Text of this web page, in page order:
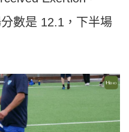
數是 12.1，下半場